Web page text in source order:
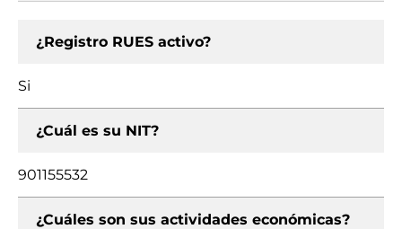
¿Registro RUES activo?
Si
¿Cuál es su NIT?
901155532
¿Cuáles son sus actividades económicas?